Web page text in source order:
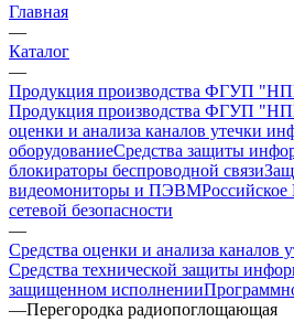
Главная
—
Каталог
—
Продукция производства ФГУП
Продукция производства ФГУП
оценки и анализа каналов утечки
оборудованиеСредства защиты
блокираторы беспроводной связи
видеомониторы и ПЭВМ
сетевой безопасности
—
Средства оценки и анализа каналов
Средства технической защиты
защищенном исполнении
—Перегородка радиопоглощающая